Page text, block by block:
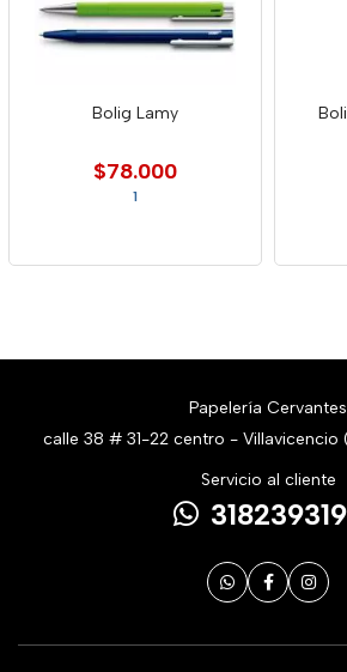
Bolig Lamy
$78.000
1
Papelería Cervantes
calle 38 # 31-22 centro -
Servicio al cliente